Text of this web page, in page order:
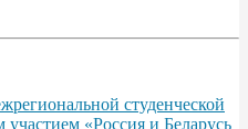
студенческой
«Россия и Беларусь